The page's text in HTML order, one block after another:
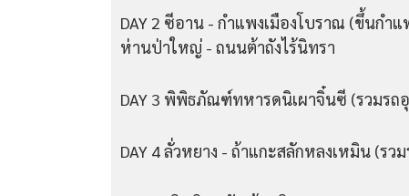
DAY 2 ซีอาน - กำแพงเมืองโบราณ (ขึ้นกํา
ห่านป่าใหญ่ - ถนนต้าถังไร้นิทรา
DAY 3 พิพิธภัณฑ์ทหารดนิเผาจิ๋นซี (รวมรถ
DAY 4 ลั่วหยาง - ถ้าแกะสลักหลงเหมิน (รว